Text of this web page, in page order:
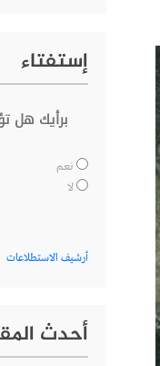
إستفتاء
برأيك هل
نعم
لا
أرشيف الاستطلاعات
أحدث